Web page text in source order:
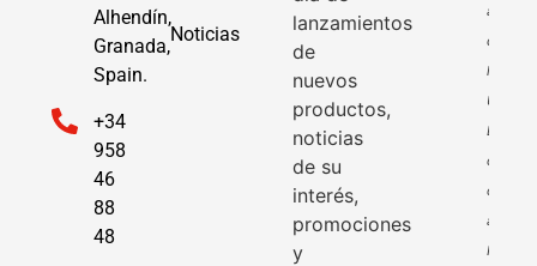
Alhendín,
Granada,
Spain.
+34
958
46
88
48
Noticias
lanzamientos
de
nuevos
productos,
noticias
de su
interés,
promociones
y
ayuda
de
la
Unión
Europea
con
cargo
al
Fondo